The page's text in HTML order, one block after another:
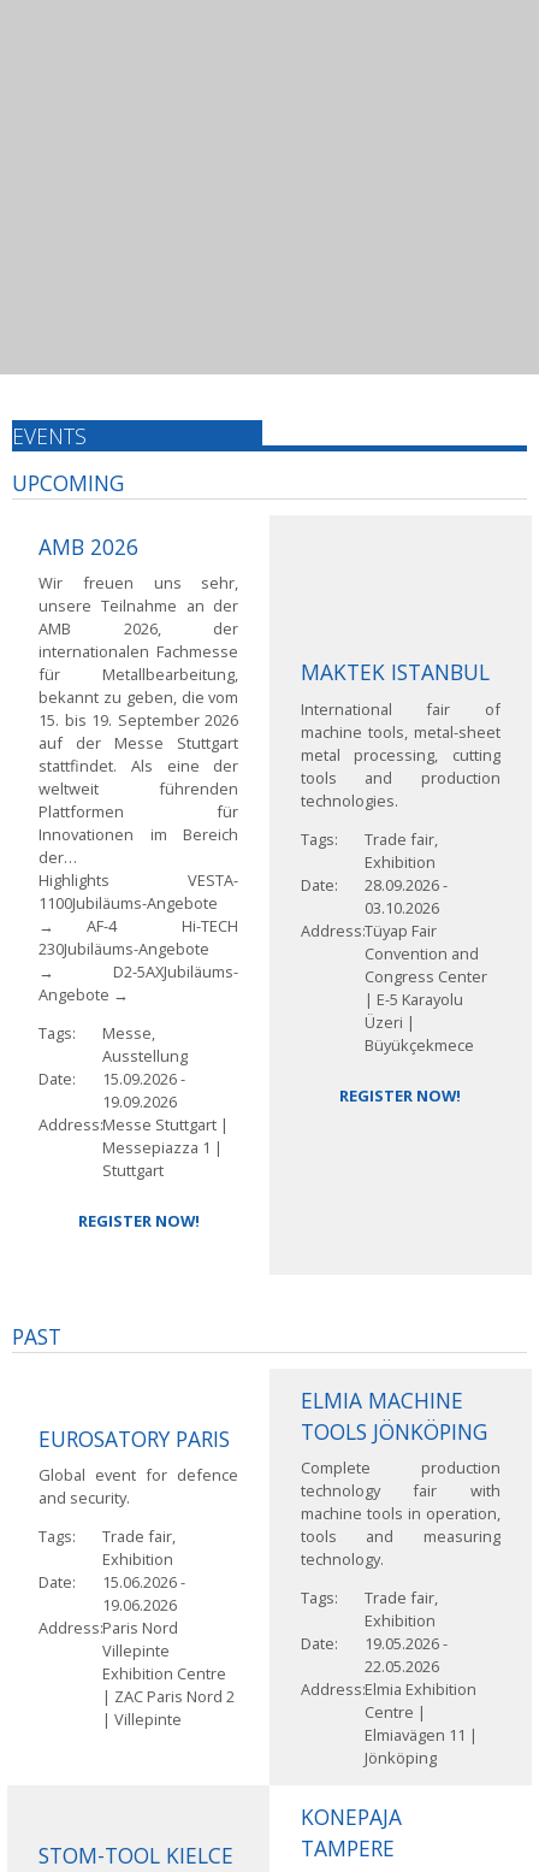
EVENTS
UPCOMING
AMB 2026
Wir freuen uns sehr,
unsere Teilnahme an der
AMB 2026, der
internationalen Fachmesse
für Metallbearbeitung,
bekannt zu geben, die vom
15. bis 19. September 2026
auf der Messe Stuttgart
stattfindet. Als eine der
weltweit führenden
Plattformen für
Innovationen im Bereich
der…
Highlights VESTA-
1100Jubiläums-Angebote
→ AF-4 Hi-TECH
230Jubiläums-Angebote
→ D2-5AXJubiläums-
Angebote →
Tags
Messe,
Ausstellung
Date
15.09.2026-
19.09.2026
AddressMesse Stuttgart |
Messepiazza 1 |
Stuttgart
REGISTER NOW!
MAKTEK ISTANBUL
International fair of
machine tools, metal-sheet
metal processing, cutting
tools and production
technologies.
Tags
Trade fair,
Exhibition
Date
28.09.2026-
03.10.2026
AddressTüyap Fair
Convention and
Congress Center
| E-5 Karayolu
Üzeri |
Büyükçekmece
REGISTER NOW!
PAST
EUROSATORY PARIS
Global event for defence
and security.
Tags
Trade fair,
Exhibition
Date
15.06.2026-
19.06.2026
AddressParis Nord
Villepinte
Exhibition Centre
| ZAC Paris Nord 2
| Villepinte
ELMIA MACHINE
TOOLS JÖNKÖPING
Complete production
technology fair with
machine tools in operation,
tools and measuring
technology.
Tags
Trade fair,
Exhibition
Date
19.05.2026-
22.05.2026
AddressElmia Exhibition
Centre |
Elmiavägen 11 |
Jönköping
STOM-TOOL KIELCE
KONEPAJA
TAMPERE